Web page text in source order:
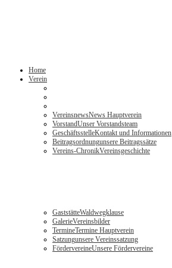
Home
Verein
VereinsnewsNews Hauptverein
VorstandUnser Vorstandsteam
GeschäftsstelleKontakt und Informationen
Beitragsordnungunsere Beitragssätze
Vereins-ChronikVereinsgeschichte
GaststätteWaldwegklause
GalerieVereinsbilder
TermineTermine Hauptverein
Satzungunsere Vereinssatzung
FördervereineUnsere Fördervereine